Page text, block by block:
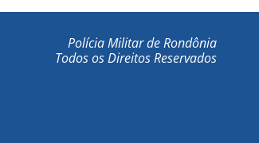
Polícia Militar de Rondônia
Todos os Direitos Reservados